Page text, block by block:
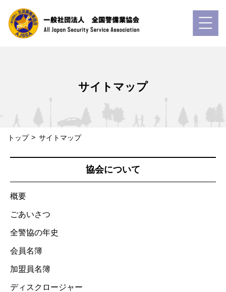
サイトマップ
トップ サイトマップ
協会について
概要
ごあいさつ
全警協の年史
会員名簿
加盟員名簿
ディスクロージャー